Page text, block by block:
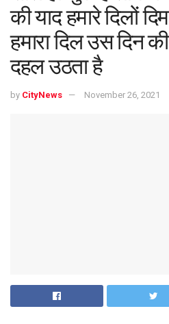
की याद हमारे दिलों
हमारा दिल उस दिन
दहल उठता है
by CityNews November 26, 2021